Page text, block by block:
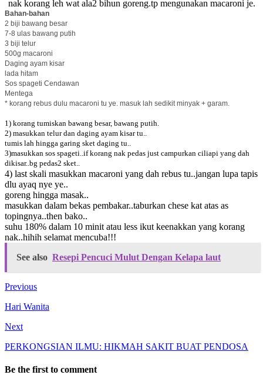
nak korang leh wat ala2 bihun goreng.tp mengunakan macaroni je.
Bahan-bahan
2 biji bawang besar
7-8 ulas bawang putih
3 biji telur
500g macaroni
Daging ayam kisar
lada hitam
Sos spageti Cendawan
Mentega
* korang rebus dulu macaroni tu ye. masuk lah sedikit minyak + garam.
1) korang tumiskan bawang besar, bawang putih.
2) masukkan telur dan daging ayam kisar tu..
tumis lah hingga garing sket daging tu..
3)masukkan sos spageti..if korang nak pedas just campurkan ciliapi yang dah
dikisar..bg pedas2 sket..
4) last skali masukkan macaroni yang dah rebus tu..jangan lupa tapis
dlu ayaq nye ye..
goreng hingga masak..
masukkan dalam bekas pembakar..taburkan chese kat atas as
topingnya..then bako..
suhu 180% dalam 10 minit atau less ikut keenakkan yang korang
nak..hihih selamat mencuba!!!
See also Resepi Pencuci Mulut Dengan Kelapa laut
Previous
Hari Wanita
Next
PERKONGSIAN ILMU: HIKMAH SAKIT BUAT PENDOSA
Be the first to comment